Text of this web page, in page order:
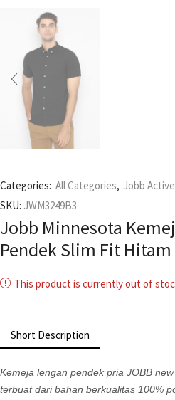
Categories: All Categories, Jobb Active
SKU: JWM3249B3
Jobb Minnesota
Pendek Slim Fit Hitam
This product is currently out of
Short Description
Kemeja lengan pendek pria JOBB
terbuat dari bahan berkualitas 100%